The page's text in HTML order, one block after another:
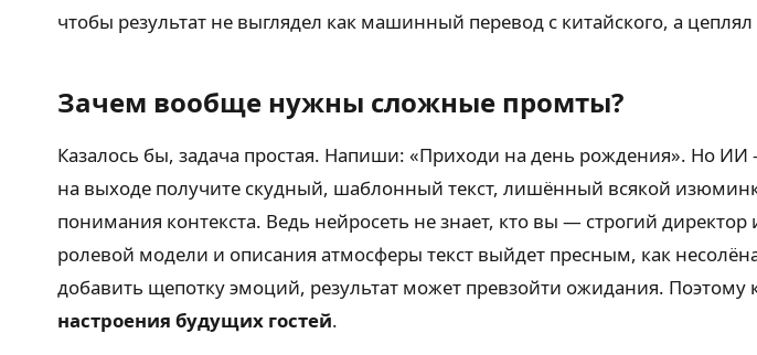
чтобы результат не выглядел как машинный перевод с китайского, а
Зачем вообще нужны сложные промты?
Казалось бы, задача простая. Напиши: «Приходи на день рождения». Но
на выходе получите скудный, шаблонный текст, лишённый всякой
понимания контекста. Ведь нейросеть не знает, кто вы — строгий
ролевой модели и описания атмосферы текст выйдет пресным, как
добавить щепотку эмоций, результат может превзойти ожидания. Поэтому
настроения будущих гостей.